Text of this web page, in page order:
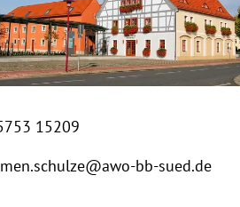
15209
bb-sued.de